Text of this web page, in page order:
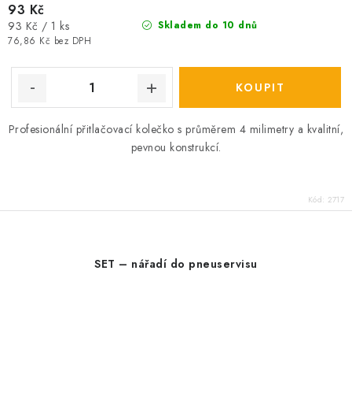
Skladem do 10 dnů
76,86 Kč bez DPH
93 Kč
Měrná
cena:
93 Kč / 1 ks
Profesionální přitlačovací kolečko s průměrem 4 milimetry a kvalitní,
pevnou konstrukcí.
Kód: 2717
SET – nářadí do pneuservisu